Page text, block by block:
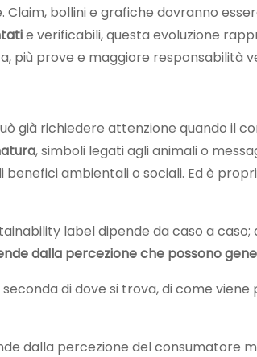
Claim, bollini e grafiche dovranno
e verificabili, questa evoluzione
più prove e maggiore responsabilità
già richiedere attenzione quando il
, simboli legati agli animali o
benefici ambientali o sociali. Ed è
label dipende da caso a
dalla percezione che possono
di dove si trova, di come
dalla percezione del consumatore